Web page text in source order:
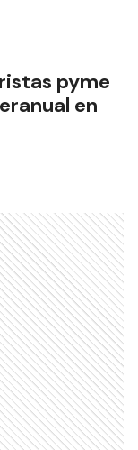
pyme
en